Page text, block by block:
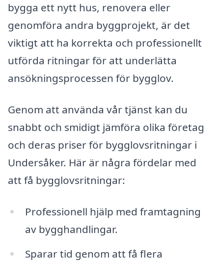
bygga ett nytt hus, renovera eller
genomföra andra byggprojekt, är det
viktigt att ha korrekta och professionellt
utförda ritningar för att underlätta
ansökningsprocessen för bygglov.
Genom att använda vår tjänst kan du
snabbt och smidigt jämföra olika företag
och deras priser för bygglovsritningar i
Undersåker. Här är några fördelar med
att få bygglovsritningar:
Professionell hjälp med framtagning
av bygghandlingar.
Sparar tid genom att få flera